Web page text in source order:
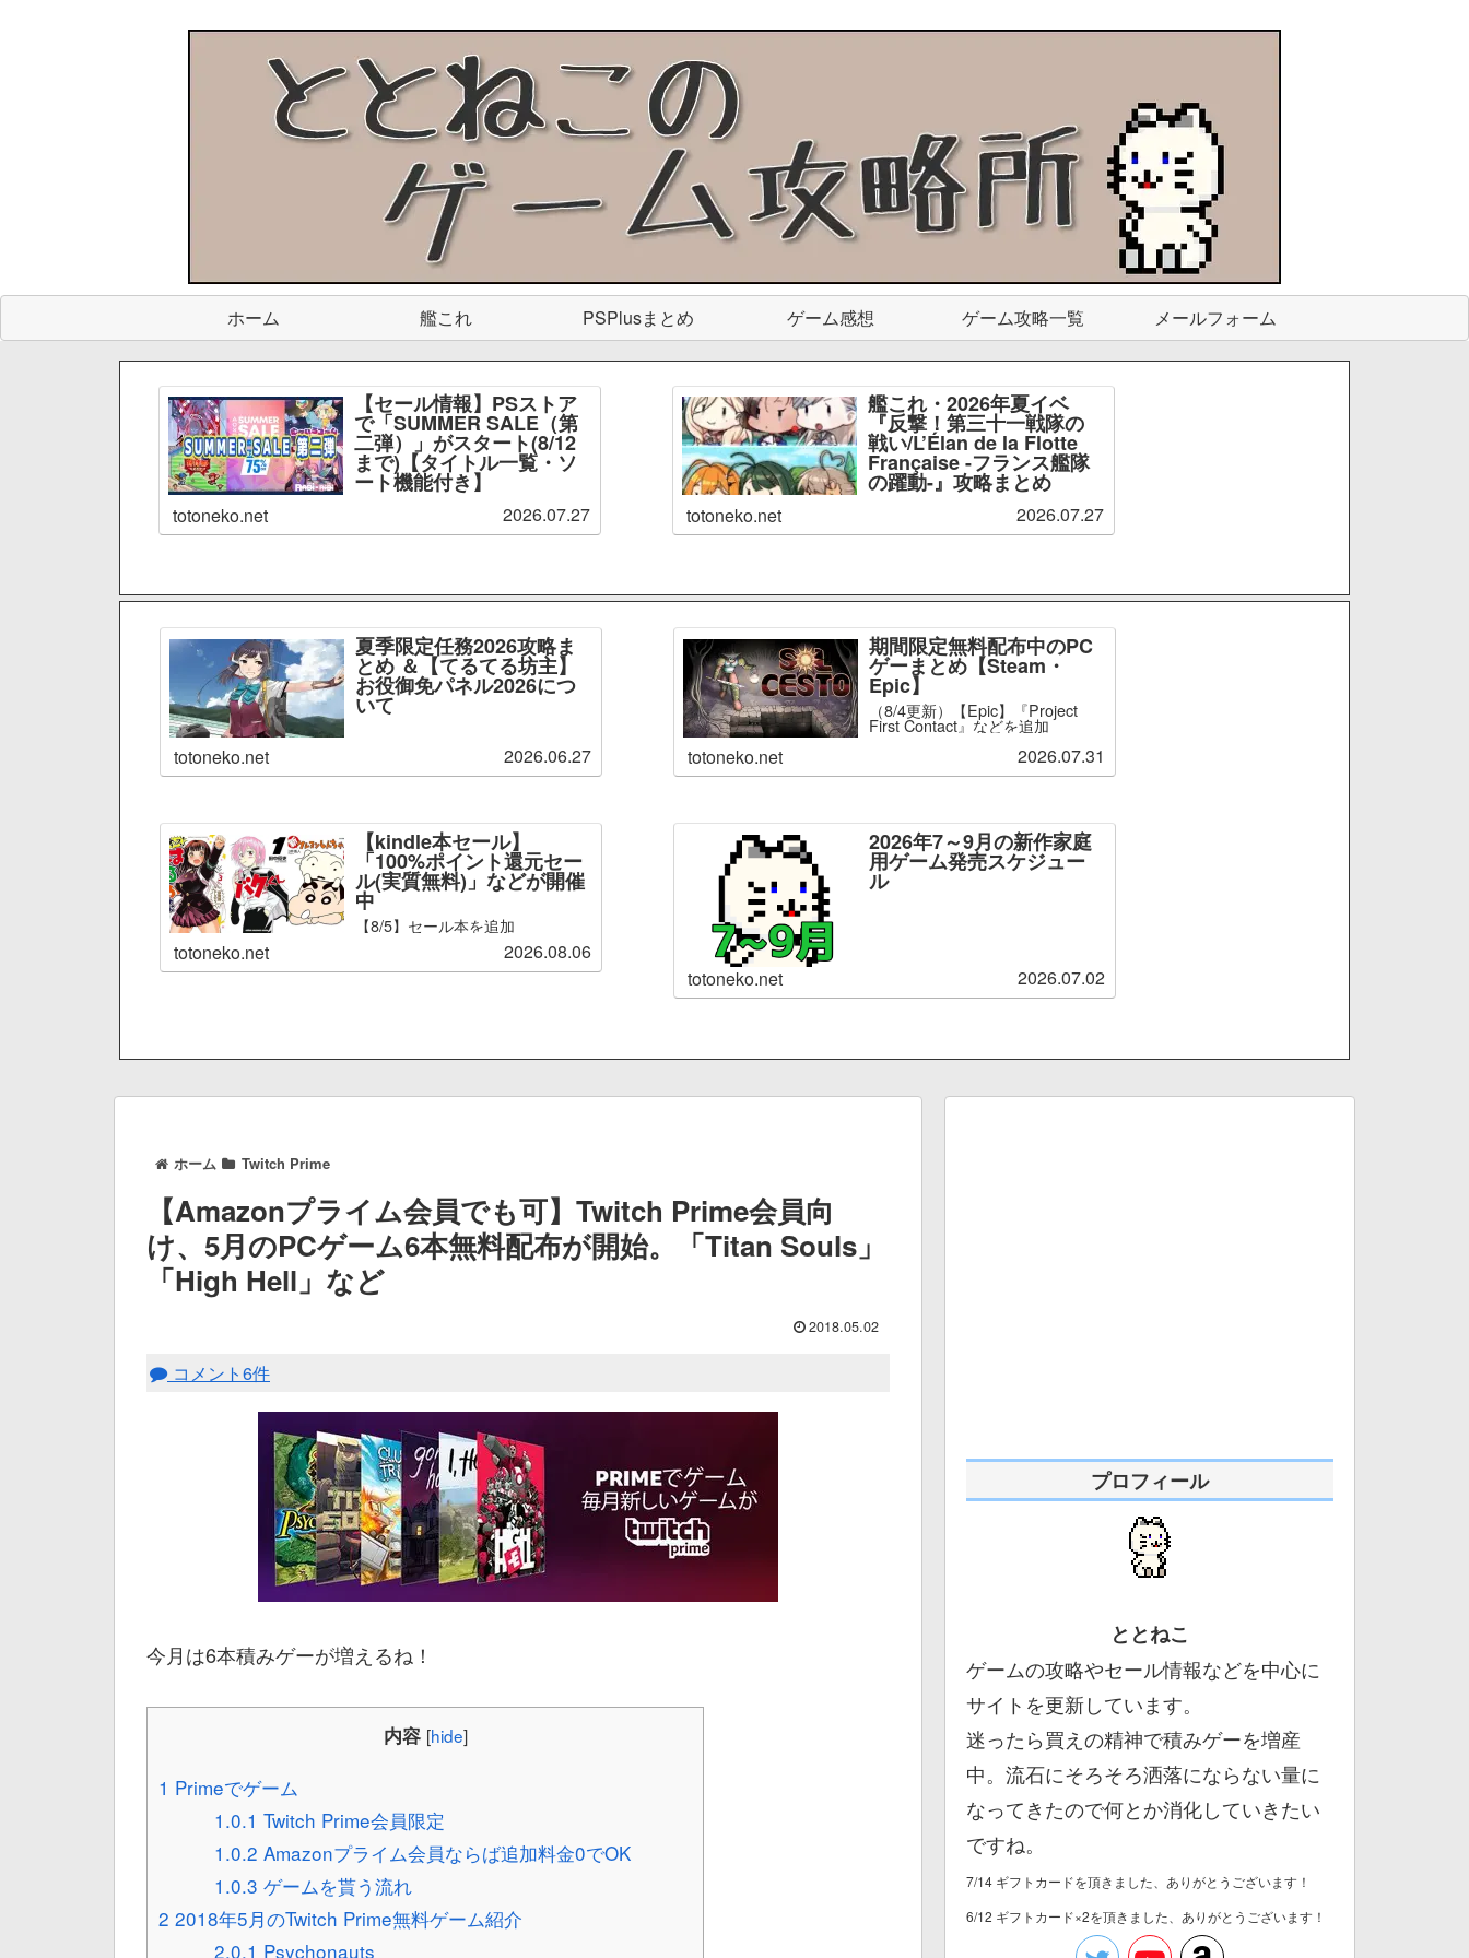
ホーム 艦これ PSPlusまとめ ゲーム感想 ゲーム攻略一覧 メールフォーム
【セール情報】PSストア
で「SUMMER SALE（第
二弾）」がスタート(8/12
まで)【タイトル一覧・ソ
ート機能付き】
totoneko.net 2026.07.27
艦これ・2026年夏イベ
『反撃！第三十一戦隊の
戦い/L’Élan de la Flotte
Française -フランス艦隊
の躍動-』攻略まとめ
totoneko.net 2026.07.27
夏季限定任務2026攻略ま
とめ ＆【てるてる坊主】
お役御免パネル2026につ
いて
totoneko.net 2026.06.27
【kindle本セール】
「100%ポイント還元セー
ル(実質無料)」などが開催
中
【8/5】セール本を追加
totoneko.net 2026.08.06
期間限定無料配布中のPC
ゲーまとめ【Steam・
Epic】
（8/4更新）【Epic】『Project
First Contact』などを追加
totoneko.net 2026.07.31
2026年7～9月の新作家庭
用ゲーム発売スケジュー
ル
totoneko.net 2026.07.02
ホーム Twitch Prime
【Amazonプライム会員でも可】Twitch Prime会員向
け、5月のPCゲーム6本無料配布が開始。「Titan Souls」
「High Hell」など
2018.05.02
コメント6件
今月は6本積みゲーが増えるね！
内容 [hide]
1 Primeでゲーム
1.0.1 Twitch Prime会員限定
1.0.2 Amazonプライム会員ならば追加料金0でOK
1.0.3 ゲームを貰う流れ
2 2018年5月のTwitch Prime無料ゲーム紹介
2.0.1 Psychonauts
プロフィール
ととねこ
ゲームの攻略やセール情報などを中心に
サイトを更新しています。
迷ったら買えの精神で積みゲーを増産
中。流石にそろそろ洒落にならない量に
なってきたので何とか消化していきたい
ですね。
7/14 ギフトカードを頂きました、ありがとうございます！
6/12 ギフトカード×2を頂きました、ありがとうございます！